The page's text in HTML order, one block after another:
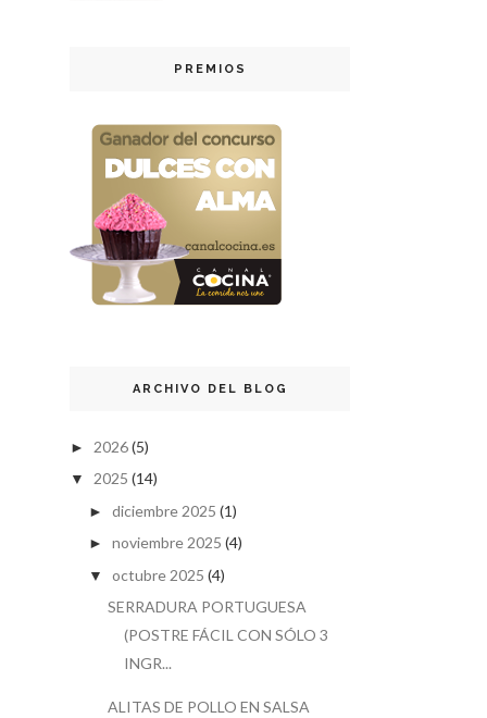
PREMIOS
ARCHIVO DEL BLOG
► 2026(5)
▼ 2025 (14)
► diciembre 2025 (1)
► noviembre 2025 (4)
▼ octubre 2025 (4)
SERRADURA PORTUGUESA
(POSTRE FÁCIL CON SÓLO 3
INGR...
ALITAS DE POLLO EN SALSA